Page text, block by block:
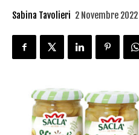
Sabina Tavolieri 2 Novembre 2022